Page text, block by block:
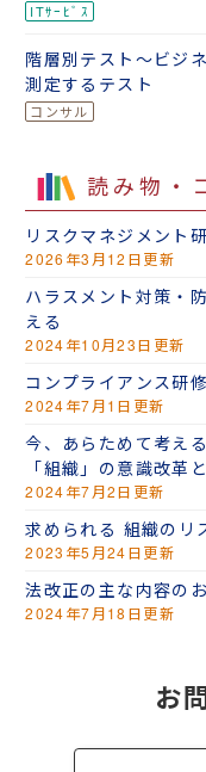
階層別テスト～ビジ
測定するテスト
読み物・
リスクマネジメント
2026年3月12日更新
ハラスメント対策・
える
2024年10月23日更新
コンプライアンス研
2024年7月1日更新
今、あらためて考え
「組織」の意識改革
2024年7月2日更新
求められる 組織のリ
2023年5月24日更新
法改正の主な内容の
2024年7月18日更新
お